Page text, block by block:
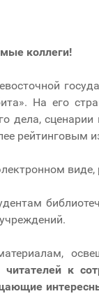
коллеги!
На его
дела,
рейтинговым
к